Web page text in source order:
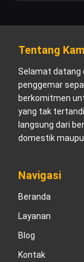
Tentang
Selamat datang
penggemar
berkomitmen
yang tak
langsung dari
domestik
Navigasi
Beranda
Layanan
Blog
Kontak